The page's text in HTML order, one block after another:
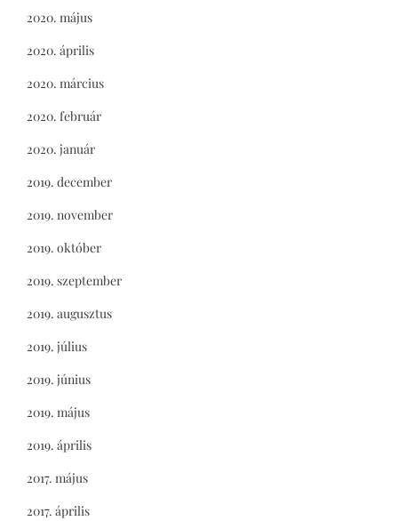
2020. május
2020. április
2020. március
2020. február
2020. január
2019. december
2019. november
2019. október
2019. szeptember
2019. augusztus
2019. július
2019. június
2019. május
2019. április
2017. május
2017. április